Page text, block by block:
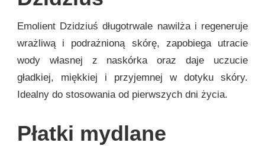
Emolient Dzidziuś długotrwale nawilża i regeneruje
wrażliwą i podrażnioną skórę, zapobiega utracie
wody własnej z naskórka oraz daje uczucie
gładkiej, miękkiej i przyjemnej w dotyku skóry.
Idealny do stosowania od pierwszych dni życia.
Płatki mydlane